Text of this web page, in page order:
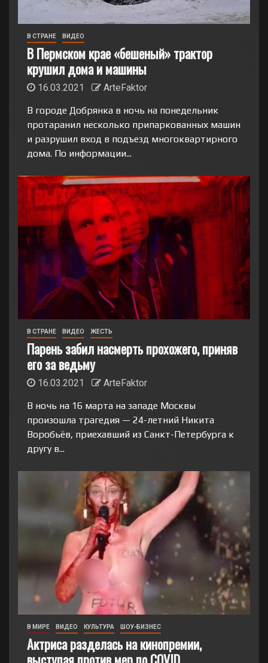
В СТРАНЕ ВИДЕО
В Пермском крае «бешеный» трактор
крушил дома и машины
16.03.2021
ArteFaktor
В городе Добрянка в ночь на понедельник
протаранил несколько припаркованных машин
и разрушил вход в подъезд многоквартирного
дома. По информации...
В СТРАНЕ ВИДЕО ЖЕСТЬ
Парень забил насмерть прохожего, приняв
его за ведьму
16.03.2021
ArteFaktor
В ночь на 16 марта на западе Москвы
произошла трагедия — 24-летний Никита
Воробьёв, приехавший из Санкт-Петербурга к
другу в...
В МИРЕ ВИДЕО КУЛЬТУРА ШОУ-БИЗНЕС
Актриса разделась на кинопремии,